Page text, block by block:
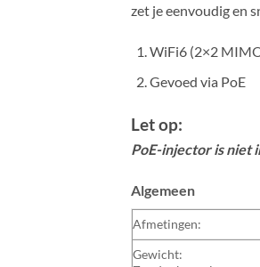
zet je eenvoudig en
WiFi6 (2×2
Gevoed via PoE
Let op:
PoE-injector is niet
Algemeen
Afmetingen:
Gewicht: